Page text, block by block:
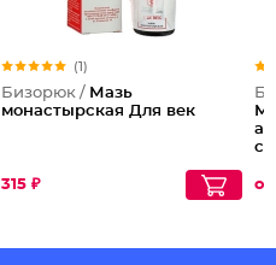
(1)
Бизорюк / Мазь
монастырская Для век
315 ₽ от